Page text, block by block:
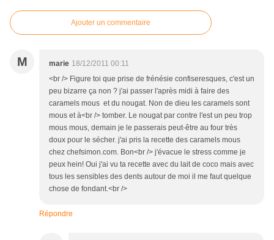
Ajouter un commentaire
M marie 18/12/2011 00:11
<br /> Figure toi que prise de frénésie confiseresques, c'est un
peu bizarre ça non ? j'ai passer l'après midi à faire des
caramels mous et du nougat. Non de dieu les caramels sont
mous et à<br /> tomber. Le nougat par contre l'est un peu trop
mous mous, demain je le passerais peut-être au four très
doux pour le sécher. j'ai pris la recette des caramels mous
chez chefsimon.com. Bon<br /> j'évacue le stress comme je
peux hein! Oui j'ai vu ta recette avec du lait de coco mais avec
tous les sensibles des dents autour de moi il me faut quelque
chose de fondant.<br />
Répondre